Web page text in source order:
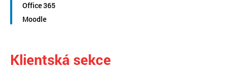
Office 365
Moodle
Klientská sekce